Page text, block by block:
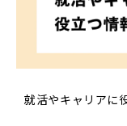
き損の防止な
よび是正措置
個人情報の取得
就活やキャリアに